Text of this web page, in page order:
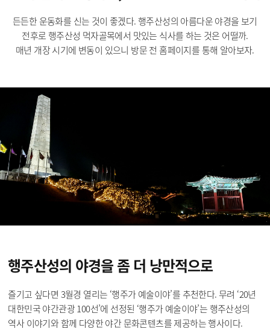
든든한 운동화를 신는 것이 좋겠다. 행주산성의 아름다운 야경을 보기
전후로 행주산성 먹자골목에서 맛있는 식사를 하는 것은 어떨까.
매년 개장 시기에 변동이 있으니 방문 전 홈페이지를 통해 알아보자.
행주산성의 야경을좀 더 낭만적으로
즐기고 싶다면 3월경 열리는 ‘행주가 예술이야’를 추천한다. 무려 ‘20년
대한민국 야간관광 100선’에 선정된 ‘행주가 예술이야’는 행주산성의
역사 이야기와 함께 다양한 야간 문화콘텐츠를 제공하는 행사이다.